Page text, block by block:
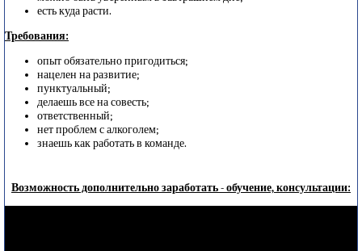
есть куда расти.
Требования:
опыт обязательно пригодиться;
нацелен на развитие;
пунктуальный;
делаешь все на совесть;
ответственный;
нет проблем с алкоголем;
знаешь как работать в команде.
Возможность дополнительно заработать - обучение, консультации: